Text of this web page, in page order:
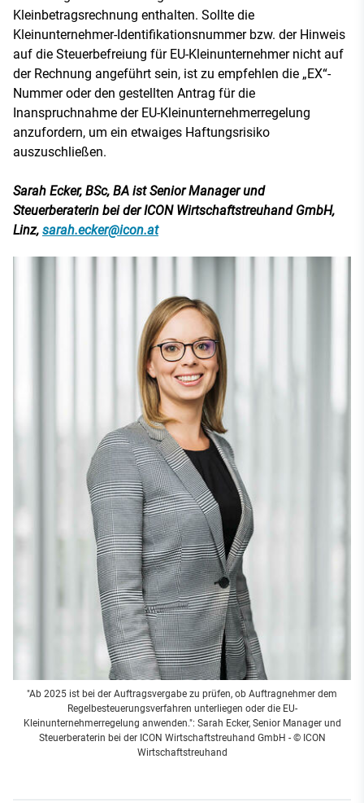
Kleinbetragsrechnung enthalten. Sollte die
Kleinunternehmer-Identifikationsnummer bzw. der Hinweis
auf die Steuerbefreiung für EU-Kleinunternehmer nicht auf
der Rechnung angeführt sein, ist zu empfehlen die „EX“-
Nummer oder den gestellten Antrag für die
Inanspruchnahme der EU-Kleinunternehmerregelung
anzufordern, um ein etwaiges Haftungsrisiko
auszuschließen.
Sarah Ecker, BSc, BA ist Senior Manager und
Steuerberaterin bei der ICON Wirtschaftstreuhand GmbH,
Linz, sarah.ecker@icon.at
"Ab 2025 ist bei der Auftragsvergabe zu prüfen, ob Auftragnehmer dem
Regelbesteuerungsverfahren unterliegen oder die EU-
Kleinunternehmerregelung anwenden.": Sarah Ecker, Senior Manager und
Steuerberaterin bei der ICON Wirtschaftstreuhand GmbH - © ICON
Wirtschaftstreuhand